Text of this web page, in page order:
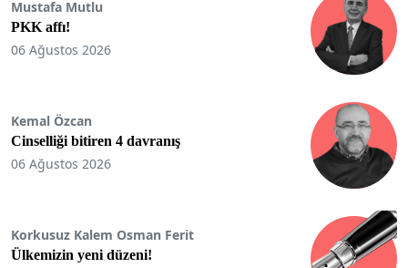
Mustafa Mutlu
PKK affı!
06 Ağustos 2026
Kemal Özcan
Cinselliği bitiren 4 davranış
06 Ağustos 2026
Korkusuz Kalem Osman Ferit
Ülkemizin yeni düzeni!